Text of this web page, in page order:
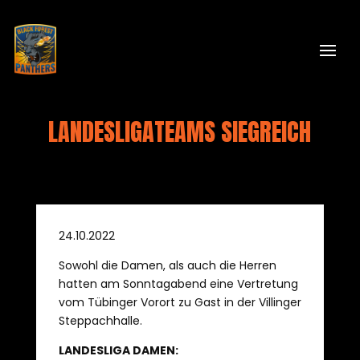
LANDESLIGATEAMS SIEGREICH
24.10.2022
Sowohl die Damen, als auch die Herren
hatten am Sonntagabend eine Vertretung
vom Tübinger Vorort zu Gast in der Villinger
Steppachhalle.
LANDESLIGA DAMEN: